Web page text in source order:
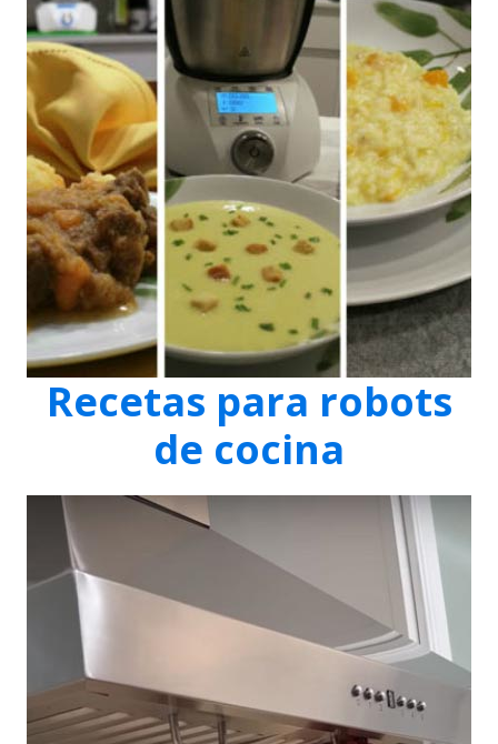
Recetas para robots
de cocina